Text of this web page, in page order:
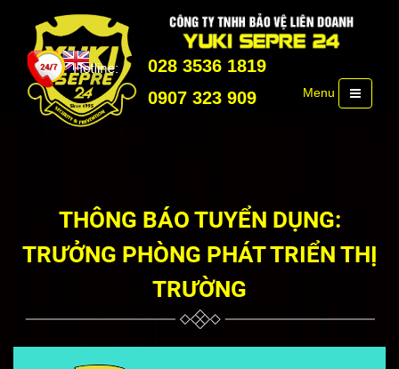
028 3536 1819
0907 323 909
Menu
THÔNG BÁO TUYỂN DỤNG:
TRƯỞNG PHÒNG PHÁT TRIỂN THỊ
TRƯỜNG